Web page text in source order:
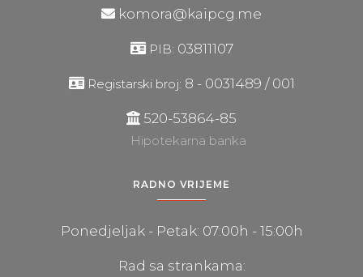
komora@kaipcg.me
PIB: 03811107
Registarski broj: 8 - 0031489 / 001
520-53864-85
Hipotekarna banka
RADNO VRIJEME
Ponedjeljak - Petak: 07:00h - 15:00h
Rad sa strankama: